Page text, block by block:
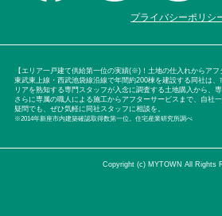
プライバシーポリシ
【エリア一戸建て供給第一位の実績(※)！土地の仕入れからアフ
東武東上線・西武池袋線沿線で年間約200棟を建設する同社は
リアを熟知する専門スタッフが入念に調査する土地購入から、
さらに専属の職人による施工からアフターサービスまで、自社
疑問でも、ぜひ気軽に同社スタッフに相談を。
※2014年新座市内建築確認取得数第一位。住宅産業研究所調べ
Copyright (c) MYTOWN All Rights